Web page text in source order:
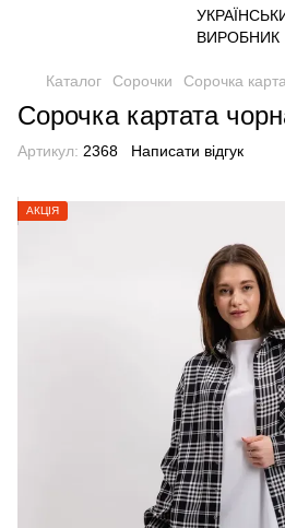
Каталог Сорочки Сорочка
Сорочка картата
Артикул: 2368 Написати відгук
АКЦІЯ